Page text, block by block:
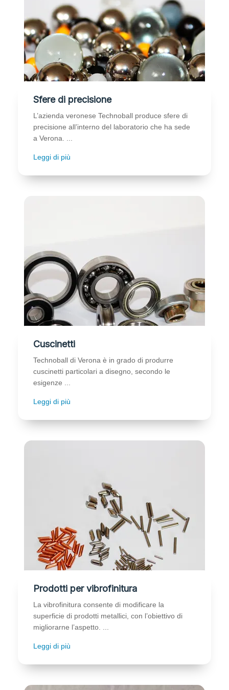
Sfere di precisione
L’azienda veronese Technoball produce sfere di
precisione all’interno del laboratorio che ha sede
a Verona. ...
Leggi di più
Cuscinetti
Technoball di Verona è in grado di produrre
cuscinetti particolari a disegno, secondo le
esigenze ...
Leggi di più
Prodotti per vibrofinitura
La vibrofinitura consente di modificare la
superficie di prodotti metallici, con l’obiettivo di
migliorarne l’aspetto. ...
Leggi di più